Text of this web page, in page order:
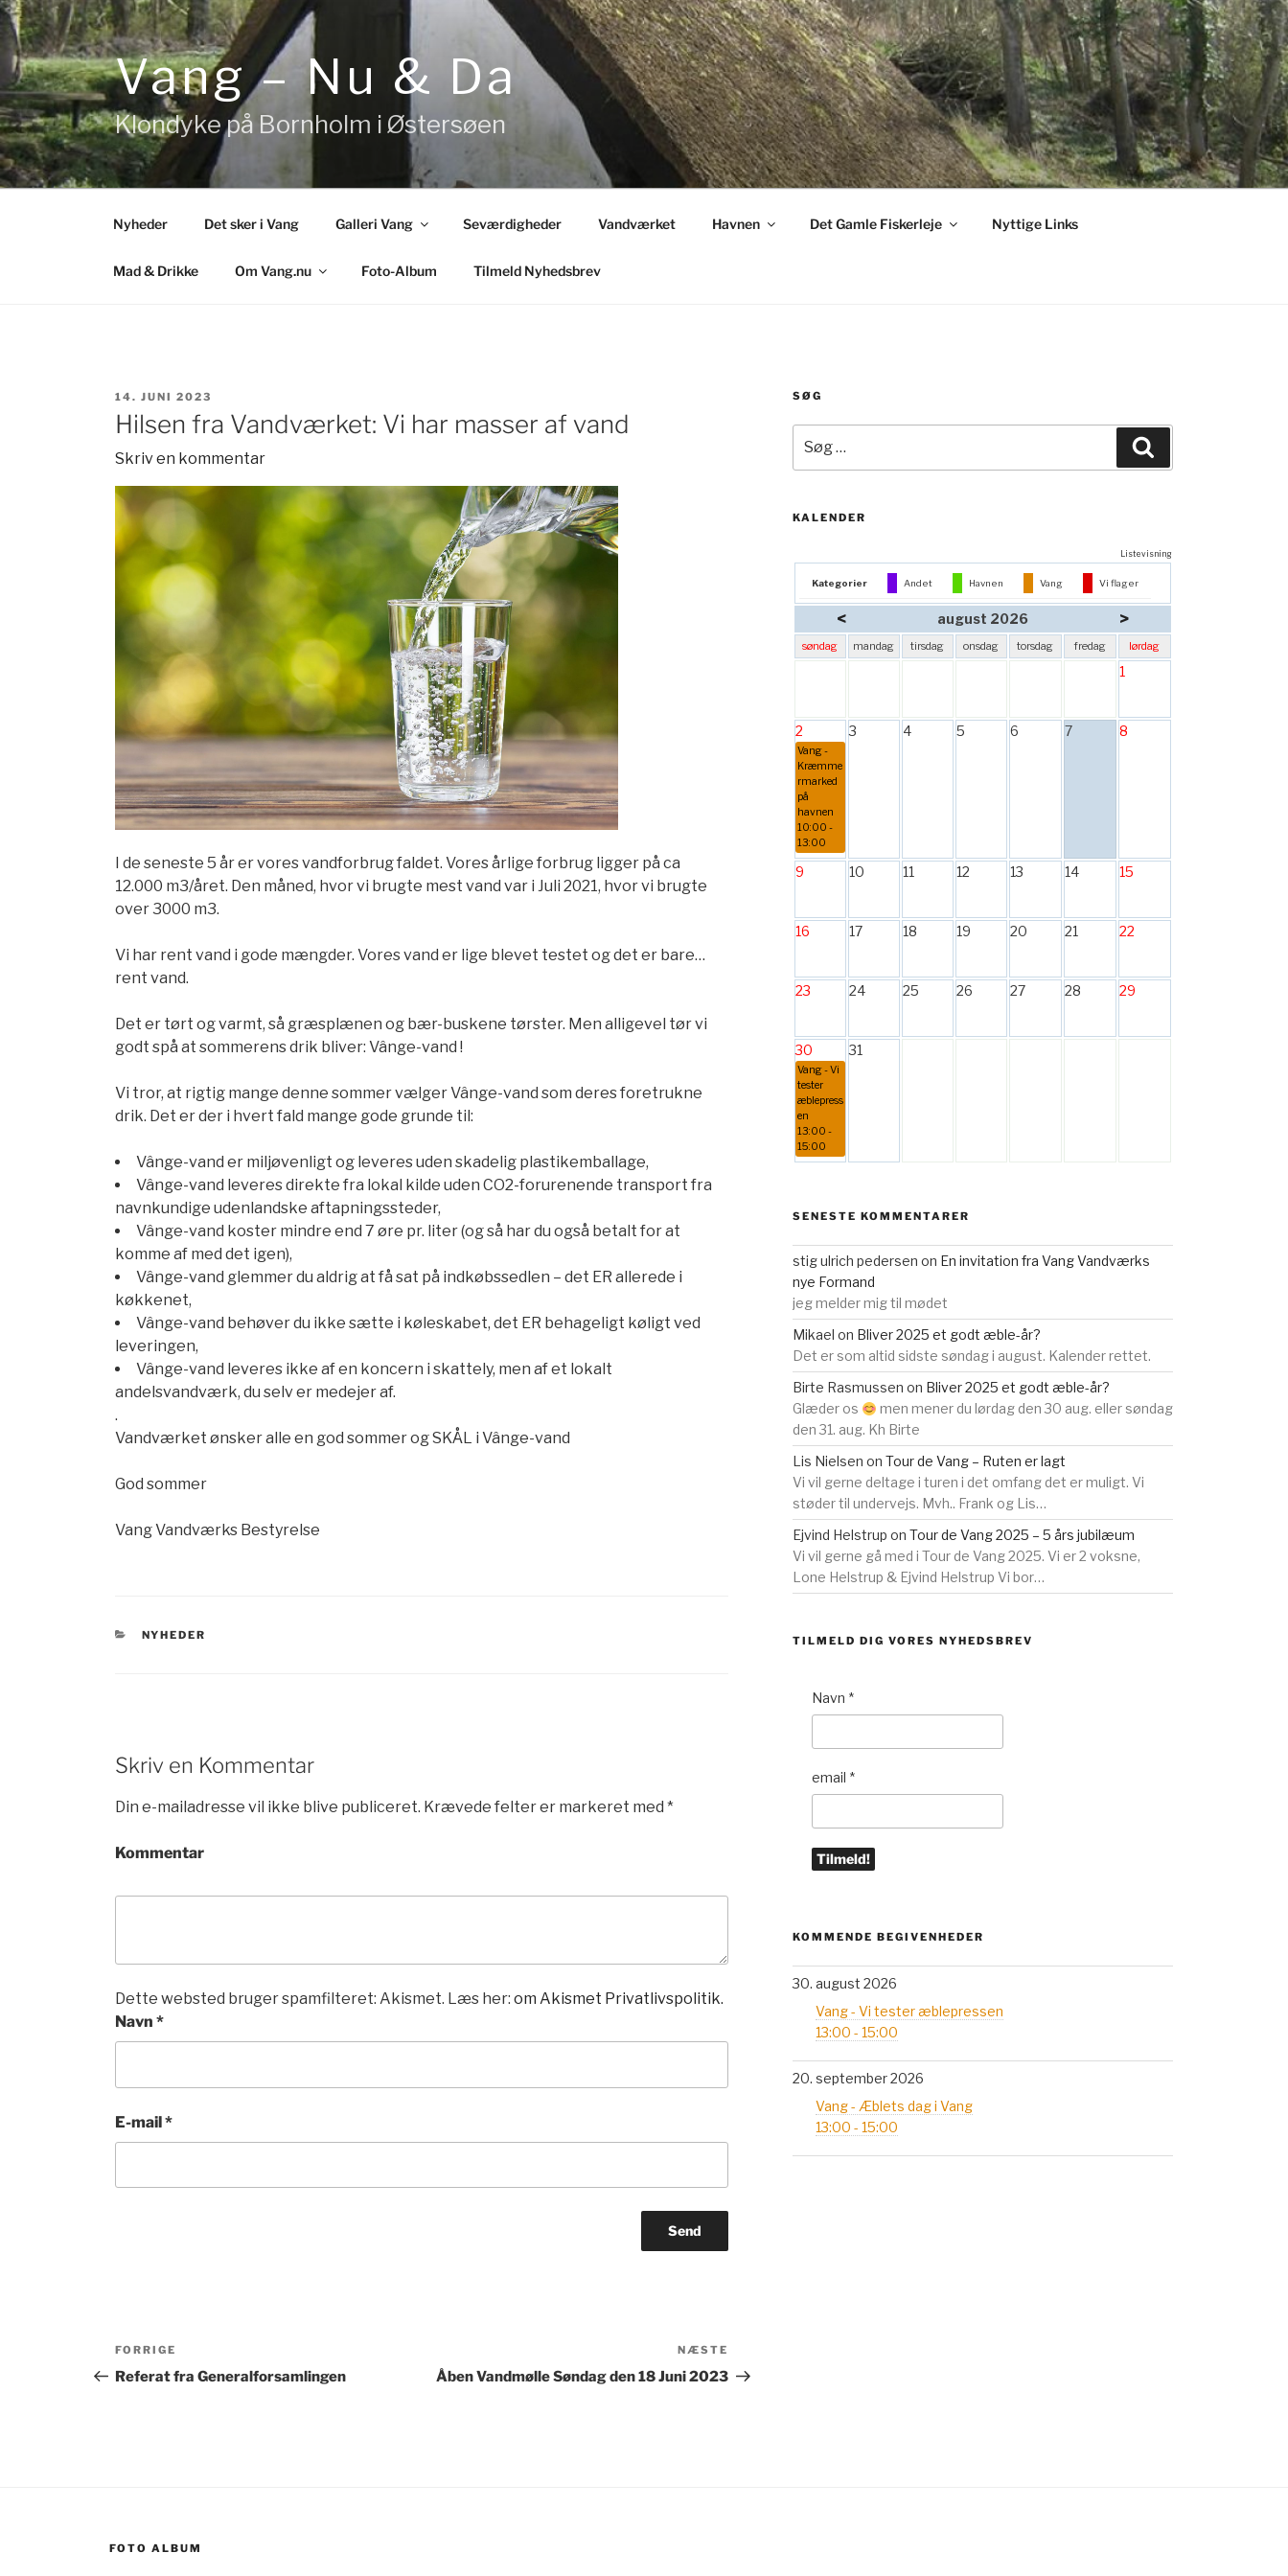
Videre
til
indhold
Vang – Nu & Da
Klondyke på Bornholm i Østersøen
Nyheder Det sker i Vang Galleri Vang Seværdigheder Vandværket Havnen Det Gamle Fiskerleje Nyttige Links
Mad & Drikke Om Vang.nu Foto-Album Tilmeld Nyhedsbrev
UDGIVET
DEN
14. JUNI 2023
Hilsen fra Vandværket: Vi har masser af vand
Skriv en kommentar
I de seneste 5 år er vores vandforbrug faldet. Vores årlige forbrug ligger på ca
12.000 m3/året. Den måned, hvor vi brugte mest vand var i Juli 2021, hvor vi brugte
over 3000 m3.
Vi har rent vand i gode mængder. Vores vand er lige blevet testet og det er bare…
rent vand.
Det er tørt og varmt, så græsplænen og bær-buskene tørster. Men alligevel tør vi
godt spå at sommerens drik bliver: Vânge-vand !
Vi tror, at rigtig mange denne sommer vælger Vânge-vand som deres foretrukne
drik. Det er der i hvert fald mange gode grunde til:
Vânge-vand er miljøvenligt og leveres uden skadelig plastikemballage,
Vânge-vand leveres direkte fra lokal kilde uden CO2-forurenende transport fra
navnkundige udenlandske aftapningssteder,
Vânge-vand koster mindre end 7 øre pr. liter (og så har du også betalt for at
komme af med det igen),
Vânge-vand glemmer du aldrig at få sat på indkøbssedlen – det ER allerede i
køkkenet,
Vânge-vand behøver du ikke sætte i køleskabet, det ER behageligt køligt ved
leveringen,
Vânge-vand leveres ikke af en koncern i skattely, men af et lokalt
andelsvandværk, du selv er medejer af.
.
Vandværket ønsker alle en god sommer og SKÅL i Vânge-vand
God sommer
Vang Vandværks Bestyrelse
KATEGORIER
NYHEDER
Skriv en Kommentar
Din e-mailadresse vil ikke blive publiceret. Krævede felter er markeret med *
Kommentar
Dette websted bruger spamfilteret: Akismet. Læs her: om Akismet Privatlivspolitik.
Navn *
E-mail*
Indlægsnavigation
Forrige
indlæg
FORRIGE
Referat fra Generalforsamlingen
indlæg
NÆSTE
Åben Vandmølle Søndag den 18 Juni 2023
SØG
efter:
KALENDER
Listevisning
Kategorier Andet Havnen Vang Vi flager
< august 2026 >
søndag mandag tirsdag onsdag torsdag fredag lørdag
1
2
Vang -
Kræmme
rmarked
på
havnen
10:00 -
13:00
3 4 5 6 7 8
9 10 11 12 13 14 15
16 17 18 19 20 21 22
23 24 25 26 27 28 29
30
Vang - Vi
tester
æblepress
en
13:00 -
15:00
31
SENESTE KOMMENTARER
stig ulrich pedersen on En invitation fra Vang Vandværks
nye Formand
jeg melder mig til mødet
Mikael on Bliver 2025 et godt æble-år?
Det er som altid sidste søndag i august. Kalender rettet.
Birte Rasmussen on Bliver 2025 et godt æble-år?
Glæder os
men mener du lørdag den 30 aug. eller søndag
den 31. aug. Kh Birte
Lis Nielsen on Tour de Vang – Ruten er lagt
Vi vil gerne deltage i turen i det omfang det er muligt. Vi
støder til undervejs. Mvh.. Frank og Lis…
Ejvind Helstrup on Tour de Vang 2025 – 5 års jubilæum
Vi vil gerne gå med i Tour de Vang 2025. Vi er 2 voksne,
Lone Helstrup & Ejvind Helstrup Vi bor…
TILMELD DIG VORES NYHEDSBREV
Navn *
email *
KOMMENDE BEGIVENHEDER
30. august 2026
Vang - Vi tester æblepressen
13:00 - 15:00
20. september 2026
Vang - Æblets dag i Vang
13:00 - 15:00
FOTO ALBUM